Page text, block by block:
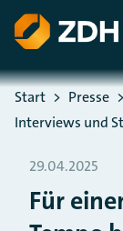
ZUM
ZUR SUCHE
Sie befinden
Start Presse
Interviews und
29.04.2025
Für